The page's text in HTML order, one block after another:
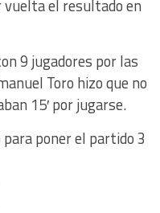
vuelta el resultado en
9 jugadores por las
Toro hizo que no
15′ por jugarse.
poner el partido 3